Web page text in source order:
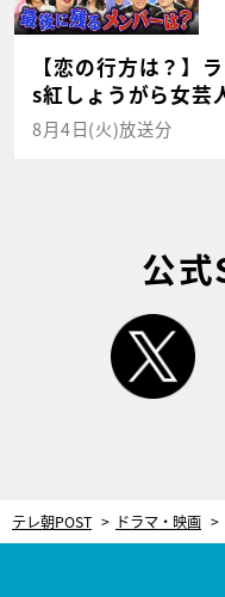
【恋の行方は？】
s紅しょうがら女芸
8月4日(火)放送分
公式
テレ朝POST ドラマ・映画